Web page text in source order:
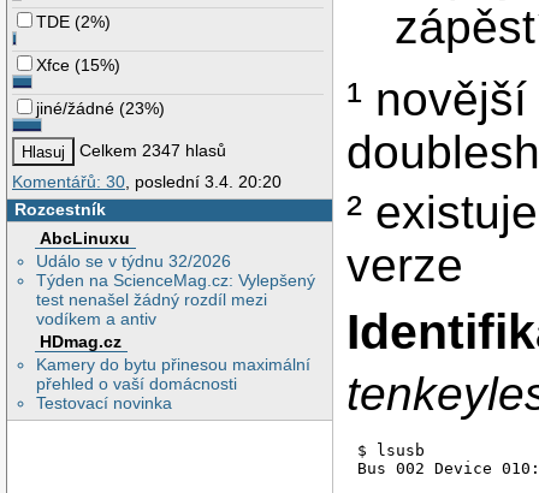
TDE (2%)
Xfce (15%)
jiné/žádné (23%)
Celkem 2347 hlasů
Komentářů: 30 , poslední 3.4. 20:20
Rozcestník
AbcLinuxu
Událo se v týdnu 32/2026
Týden na ScienceMag.cz: Vylepšený
test nenašel žádný rozdíl mezi
vodíkem a antiv
HDmag.cz
Kamery do bytu přinesou maximální
přehled o vaší domácnosti
Testovací novinka
¹
²
verze
$ lsusb
Bus 002 Device